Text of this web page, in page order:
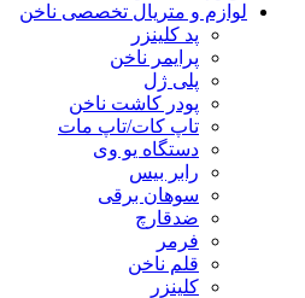
لوازم و متریال تخصصی ناخن
پد کلینزر
پرایمر ناخن
پلی ژل
پودر کاشت ناخن
تاپ کات/تاپ مات
دستگاه یو وی
رابر بیس
سوهان برقی
ضدقارچ
فرمر
قلم ناخن
کلینزر